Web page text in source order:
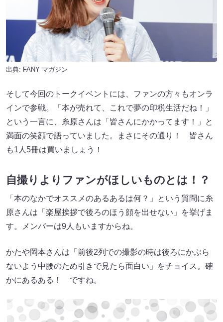
出典: FANY マガジン
そして今回のトークイベントには、ファンの方々もオンラ
インで参戦。「本が売れて、これで夢の印税生活だね！」
という一言に、糸原さんは「皆さんにかかってます！」と
満面の笑顔で語っていました。まさにその通り！ 皆さん
も1人5冊は買いましょう！
自撮りよりファンがほしいものとは！？
「本のなかでオススメのあるあるは何？」という質問に糸
原さんは「楽屋挨拶で後ろのほう顔を出せない」を挙げま
す。メンバーは9人もいますからね。
かたや岡本さんは「前後2列での撮影の時は後ろにかぶら
ないよう中腰のため引きで見たら面白い」をチョイス。確
かにあるある！ ですね。